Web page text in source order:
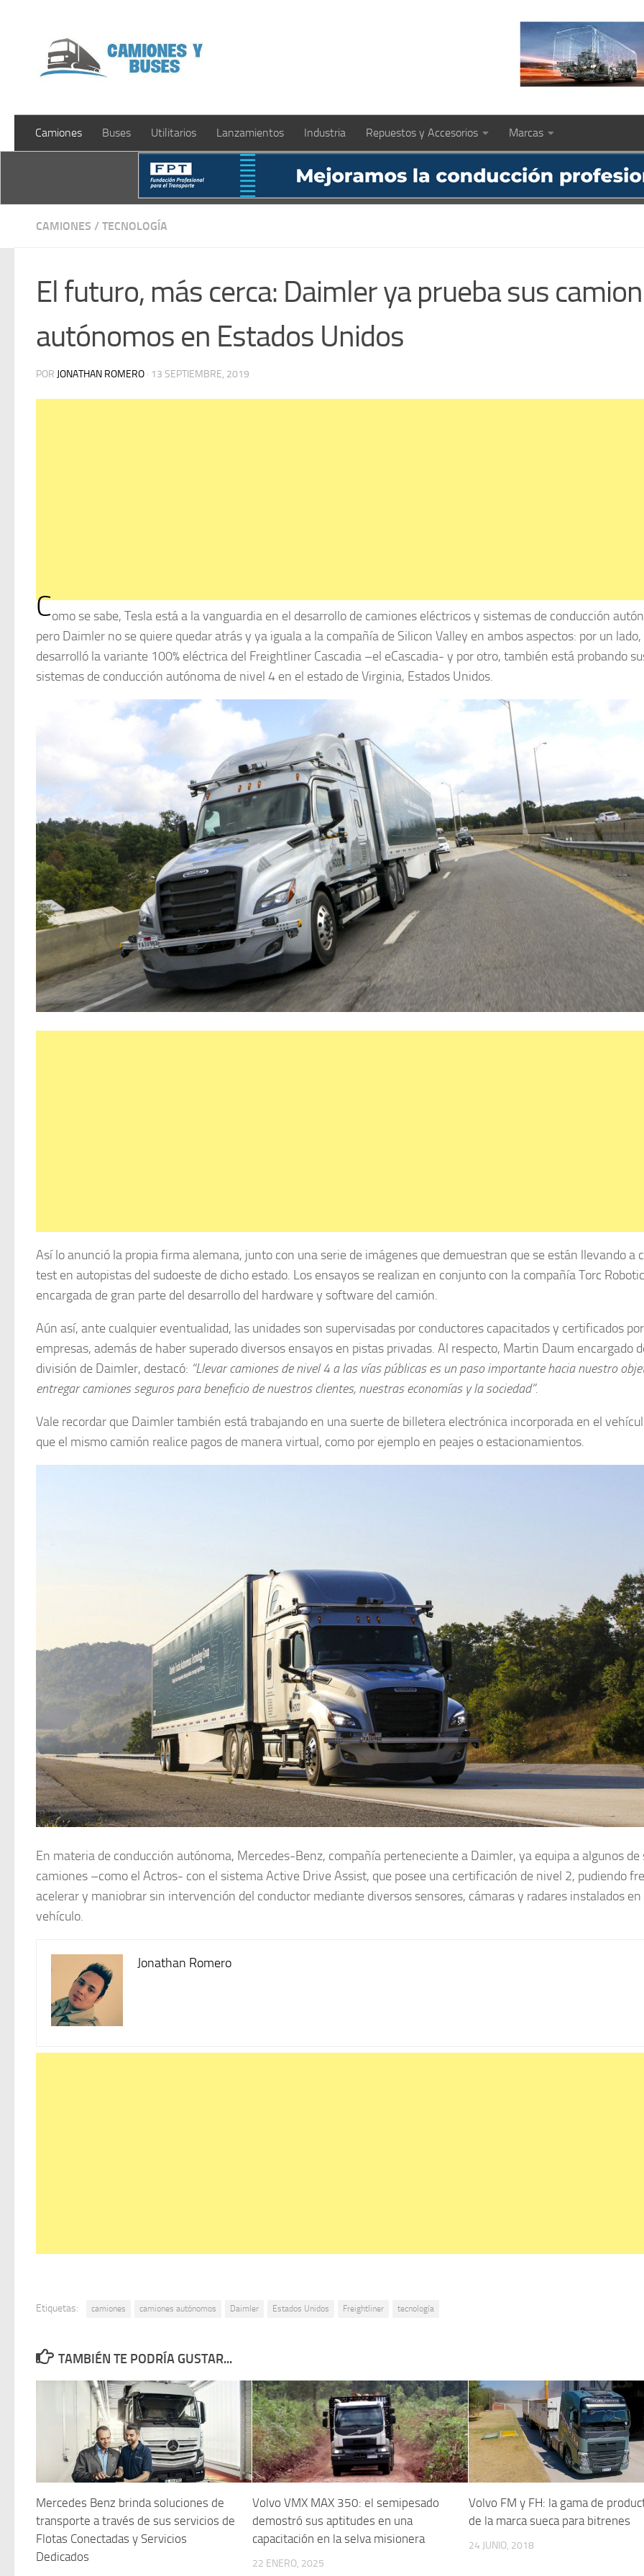
Camiones Buses Utilitarios Lanzamientos Industria Repuestos y Accesorios Marcas
CAMIONES / TECNOLOGÍA
El futuro, más cerca: Daimler ya prueba sus
autónomos en Estados Unidos
POR JONATHAN ROMERO · 13 SEPTIEMBRE, 2019
Como se sabe, Tesla está a la vanguardia en el desarrollo de camiones eléctricos y sistemas de conducción
pero Daimler no se quiere quedar atrás y ya iguala a la compañía de Silicon Valley en ambos aspectos: por un
desarrolló la variante 100% eléctrica del Freightliner Cascadia –el eCascadia- y por otro, también está probando
sistemas de conducción autónoma de nivel 4 en el estado de Virginia, Estados Unidos.
Así lo anunció la propia firma alemana, junto con una serie de imágenes que demuestran que se están llevando a
test en autopistas del sudoeste de dicho estado. Los ensayos se realizan en conjunto con la compañía Torc
encargada de gran parte del desarrollo del hardware y software del camión.
Aún así, ante cualquier eventualidad, las unidades son supervisadas por conductores capacitados y certificados
empresas, además de haber superado diversos ensayos en pistas privadas. Al respecto, Martin Daum encargado
división de Daimler, destacó: “Llevar camiones de nivel 4 a las vías públicas es un paso importante hacia nuestro
entregar camiones seguros para beneficio de nuestros clientes, nuestras economías y la sociedad”.
Vale recordar que Daimler también está trabajando en una suerte de billetera electrónica incorporada en el
que el mismo camión realice pagos de manera virtual, como por ejemplo en peajes o estacionamientos.
En materia de conducción autónoma, Mercedes-Benz, compañía perteneciente a Daimler, ya equipa a algunos de
camiones –como el Actros- con el sistema Active Drive Assist, que posee una certificación de nivel 2, pudiendo
acelerar y maniobrar sin intervención del conductor mediante diversos sensores, cámaras y radares instalados en
vehículo.
Jonathan Romero
Etiquetas: camiones camiones autónomos Daimler Estados Unidos Freightliner tecnología
TAMBIÉN TE PODRÍA GUSTAR...
Mercedes Benz brinda soluciones de
transporte a través de sus servicios de
Flotas Conectadas y Servicios
Dedicados
Volvo VMX MAX 350: el semipesado
demostró sus aptitudes en una
capacitación en la selva misionera
22 ENERO, 2025
Volvo FM y FH: la gama de
de la marca sueca para bitrenes
24 JUNIO, 2018